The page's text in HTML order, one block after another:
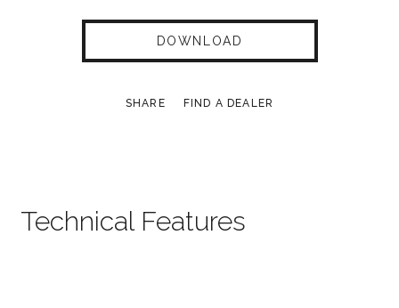
DOWNLOAD
SHARE FIND A DEALER
Technical Features